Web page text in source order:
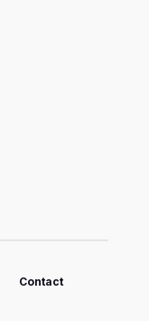
Contact